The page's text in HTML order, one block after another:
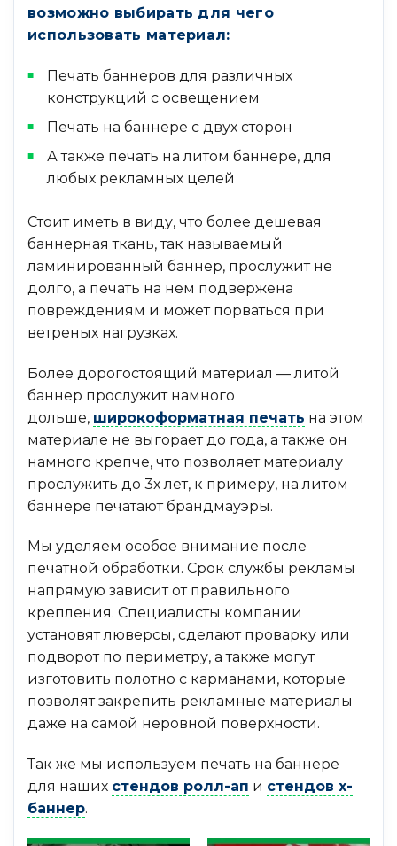
возможно выбирать для чего
использовать материал:
Печать баннеров для различных
конструкций с освещением
Печать на баннере с двух сторон
А также печать на литом баннере, для
любых рекламных целей
Стоит иметь в виду, что более дешевая
баннерная ткань, так называемый
ламинированный баннер, прослужит не
долго, а печать на нем подвержена
повреждениям и может порваться при
ветреных нагрузках.
Более дорогостоящий материал — литой
баннер прослужит намного
дольше, широкоформатная печать на этом
материале не выгорает до года, а также он
намного крепче, что позволяет материалу
прослужить до 3х лет, к примеру, на литом
баннере печатают брандмауэры.
Мы уделяем особое внимание после
печатной обработки. Срок службы рекламы
напрямую зависит от правильного
крепления. Специалисты компании
установят люверсы, сделают проварку или
подворот по периметру, а также могут
изготовить полотно с карманами, которые
позволят закрепить рекламные материалы
даже на самой неровной поверхности.
Так же мы используем печать на баннере
для наших стендов ролл-ап и стендов х-
баннер.